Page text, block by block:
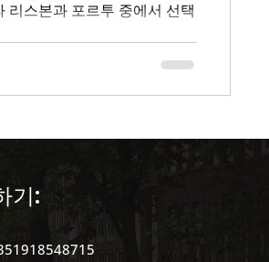
리스본과 포르투 중에서 선택
기: